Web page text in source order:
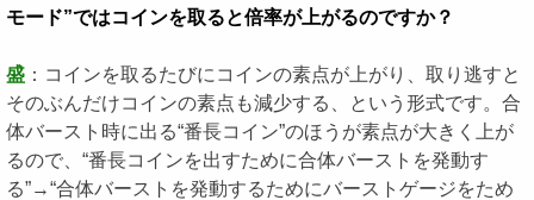
モード”ではコインを取ると倍率が上がるのですか？
盛 ：コインを取るたびにコインの素点が上がり、取り逃すと
そのぶんだけコインの素点も減少する、という形式です。合
体バースト時に出る“番長コイン”のほうが素点が大きく上が
るので、“番長コインを出すために合体バーストを発動す
る”→“合体バーストを発動するためにバーストゲージをため